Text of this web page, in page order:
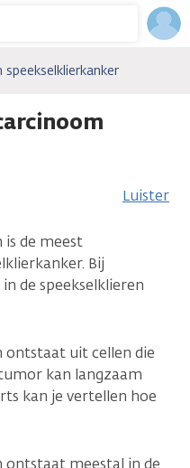
speekselklierkanker
Luister
de meest
Bij
de speekselklieren
uit cellen die
kan langzaam
kan je vertellen hoe
meestal in de